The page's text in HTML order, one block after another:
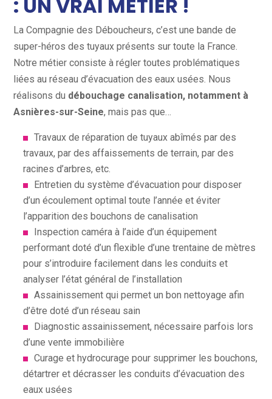
: UN VRAI MÉTIER !
La Compagnie des Déboucheurs, c’est une bande de
super-héros des tuyaux présents sur toute la France.
Notre métier consiste à régler toutes problématiques
liées au réseau d’évacuation des eaux usées. Nous
réalisons du débouchage canalisation, notamment à
Asnières-sur-Seine, mais pas que…
Travaux de réparation de tuyaux abîmés par des
travaux, par des affaissements de terrain, par des
racines d’arbres, etc.
Entretien du système d’évacuation pour disposer
d’un écoulement optimal toute l’année et éviter
l’apparition des bouchons de canalisation
Inspection caméra à l’aide d’un équipement
performant doté d’un flexible d’une trentaine de mètres
pour s’introduire facilement dans les conduits et
analyser l’état général de l’installation
Assainissement qui permet un bon nettoyage afin
d’être doté d’un réseau sain
Diagnostic assainissement, nécessaire parfois lors
d’une vente immobilière
Curage et hydrocurage pour supprimer les bouchons,
détartrer et décrasser les conduits d’évacuation des
eaux usées